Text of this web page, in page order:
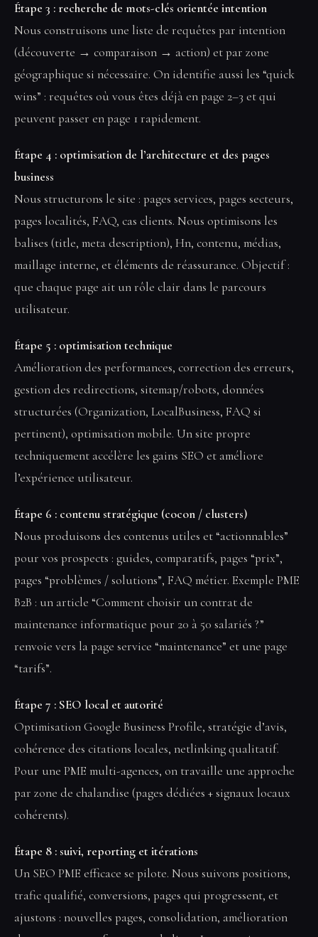
Étape 3 : recherche de mots-clés orientée intention
Nous construisons une liste de requêtes par intention
(découverte → comparaison → action) et par zone
géographique si nécessaire. On identifie aussi les “quick
wins” : requêtes où vous êtes déjà en page 2–3 et qui
peuvent passer en page 1 rapidement.
Étape 4 : optimisation de l’architecture et des pages
business
Nous structurons le site : pages services, pages secteurs,
pages localités, FAQ, cas clients. Nous optimisons les
balises (title, meta description), Hn, contenu, médias,
maillage interne, et éléments de réassurance. Objectif :
que chaque page ait un rôle clair dans le parcours
utilisateur.
Étape 5 : optimisation technique
Amélioration des performances, correction des erreurs,
gestion des redirections, sitemap/robots, données
structurées (Organization, LocalBusiness, FAQ si
pertinent), optimisation mobile. Un site propre
techniquement accélère les gains SEO et améliore
l’expérience utilisateur.
Étape 6 : contenu stratégique (cocon / clusters)
Nous produisons des contenus utiles et “actionnables”
pour vos prospects : guides, comparatifs, pages “prix”,
pages “problèmes / solutions”, FAQ métier. Exemple PME
B2B : un article “Comment choisir un contrat de
maintenance informatique pour 20 à 50 salariés ?”
renvoie vers la page service “maintenance” et une page
“tarifs”.
Étape 7 : SEO local et autorité
Optimisation Google Business Profile, stratégie d’avis,
cohérence des citations locales, netlinking qualitatif.
Pour une PME multi-agences, on travaille une approche
par zone de chalandise (pages dédiées + signaux locaux
cohérents).
Étape 8 : suivi, reporting et itérations
Un SEO PME efficace se pilote. Nous suivons positions,
trafic qualifié, conversions, pages qui progressent, et
ajustons : nouvelles pages, consolidation, amélioration